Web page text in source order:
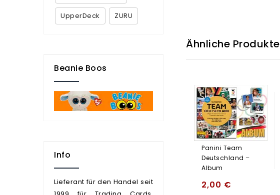
Ähnliche Produkte
Panini Team
Deutschland –
Album
2,00 €
UpperDeck ZURU
Beanie Boos
Info
Lieferant für den Handel seit